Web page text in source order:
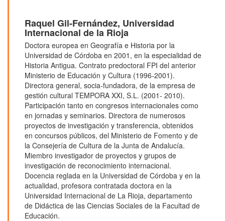
Raquel Gil-Fernández, Universidad
Internacional de la Rioja
Doctora europea en Geografía e Historia por la
Universidad de Córdoba en 2001, en la especialidad de
Historia Antigua. Contrato predoctoral FPI del anterior
Ministerio de Educación y Cultura (1996-2001).
Directora general, socia-fundadora, de la empresa de
gestión cultural TEMPORA XXI, S.L. (2001- 2010).
Participación tanto en congresos internacionales como
en jornadas y seminarios. Directora de numerosos
proyectos de investigación y transferencia, obtenidos
en concursos públicos, del Ministerio de Fomento y de
la Consejería de Cultura de la Junta de Andalucía.
Miembro investigador de proyectos y grupos de
investigación de reconocimiento internacional.
Docencia reglada en la Universidad de Córdoba y en la
actualidad, profesora contratada doctora en la
Universidad Internacional de La Rioja, departamento
de Didáctica de las Ciencias Sociales de la Facultad de
Educación.